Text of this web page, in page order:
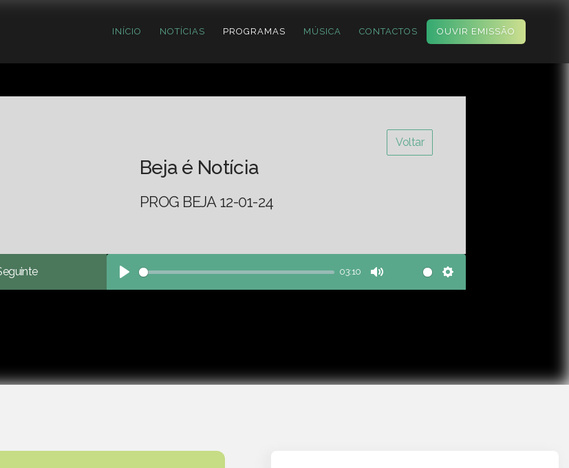
INÍCIO NOTÍCIAS PROGRAMAS MÚSICA CONTACTOS OUVIR EMISSÃO
Voltar
Beja é Notícia
PROG BEJA 12-01-24
Play
03:10
Mute Settings